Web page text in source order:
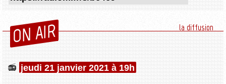
ON AIR la diffusion
jeudi 21 janvier 2021 à 19h